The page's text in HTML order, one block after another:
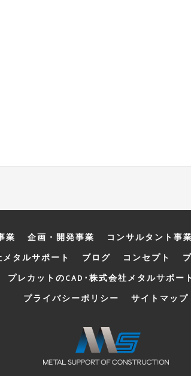
業 企画・開発事業 コンサルタント事業
タルサポート ブログ コンセプト
プレカットのCAD･株式会社メタルサポー
プライバシーポリシー
サイトマップ